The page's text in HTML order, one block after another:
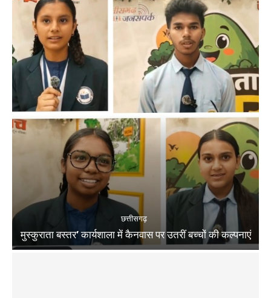
छत्तीसगढ़
मुस्कुराता बस्तर’ कार्यशाला में कैनवास पर उतरीं बच्चों की कल्पनाएं